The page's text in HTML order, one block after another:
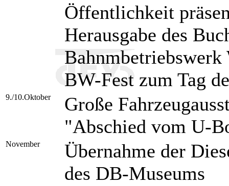
Öffentlichkeit
Herausgabe des
BW-Fest zum Tag
9./10.Oktober
Große
"Abschied vom U-
November
Übernahme der
des DB-Museums